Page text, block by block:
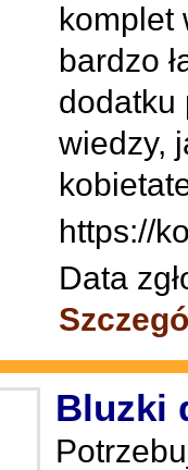
komplet
bardzo
dodatku
wiedzy,
https://
Data
Bluzki